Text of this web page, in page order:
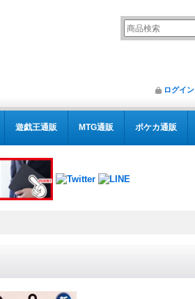
ログイン
遊戯王通販 MTG通販 ポケカ通販